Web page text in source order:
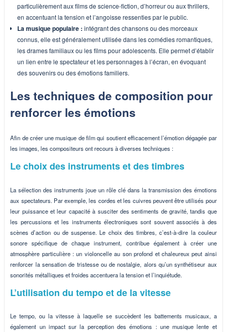
particulièrement aux films de science-fiction, d’horreur ou aux thrillers,
en accentuant la tension et l’angoisse ressenties par le public.
La musique populaire : intégrant des chansons ou des morceaux
connus, elle est généralement utilisée dans les comédies romantiques,
les drames familiaux ou les films pour adolescents. Elle permet d’établir
un lien entre le spectateur et les personnages à l’écran, en évoquant
des souvenirs ou des émotions familiers.
Les techniques de composition pour
renforcer les émotions
Afin de créer une musique de film qui soutient efficacement l’émotion dégagée par
les images, les compositeurs ont recours à diverses techniques :
Le choix des instruments et des timbres
La sélection des instruments joue un rôle clé dans la transmission des émotions
aux spectateurs. Par exemple, les cordes et les cuivres peuvent être utilisés pour
leur puissance et leur capacité à susciter des sentiments de gravité, tandis que
les percussions et les instruments électroniques sont souvent associés à des
scènes d’action ou de suspense. Le choix des timbres, c’est-à-dire la couleur
sonore spécifique de chaque instrument, contribue également à créer une
atmosphère particulière : un violoncelle au son profond et chaleureux peut ainsi
renforcer la sensation de tristesse ou de nostalgie, alors qu’un synthétiseur aux
sonorités métalliques et froides accentuera la tension et l’inquiétude.
L’utilisation du tempo et de la vitesse
Le tempo, ou la vitesse à laquelle se succèdent les battements musicaux, a
également un impact sur la perception des émotions : une musique lente et